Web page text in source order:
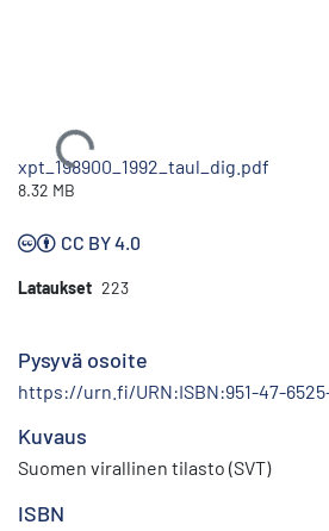
Ladataan...
xpt_198900_1992_taul_dig.pdf
8.32 MB
CC BY 4.0
Lataukset 223
Pysyvä osoite
https://urn.fi/URN:ISBN:951-47-
Kuvaus
Suomen virallinen tilasto (SVT)
ISBN